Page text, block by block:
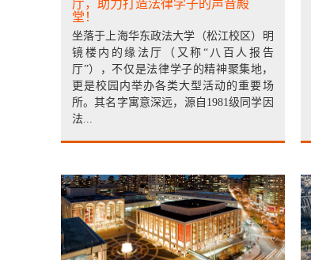
厅，助力打造法律学子的声音殿
堂！
坐落于上海华东政法大学（松江校区）明
镜楼内的缘法厅（又称“八百人报告
厅”），不仅是法律学子的精神聚集地，
更是校园内举办各类大型活动的重要场
所。其名字寓意深远，源自1981级同学因
法...